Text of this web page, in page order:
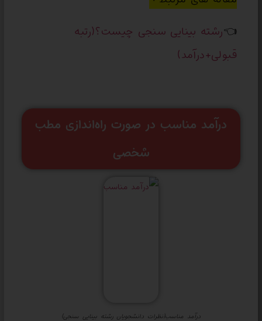
👈رشته بینایی سنجی چیست؟(رتبه
قبولی+درآمد)
درآمد مناسب در صورت راه‌اندازی مطب
شخصی
درآمد مناسب(نظرات دانشجویان رشته بینایی سنجی)